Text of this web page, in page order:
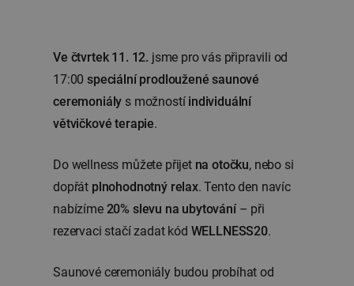
Ve čtvrtek 11. 12. jsme pro vás připravili od
17:00speciální prodloužené saunové
ceremoniály s možností individuální
větvičkové terapie.
Do wellness můžete přijet na otočku, nebo si
dopřát plnohodnotný relax. Tento den navíc
nabízíme 20% slevu na ubytování– při
rezervaci stačí zadat kód WELLNESS20.
Saunové ceremoniály budou probíhat od